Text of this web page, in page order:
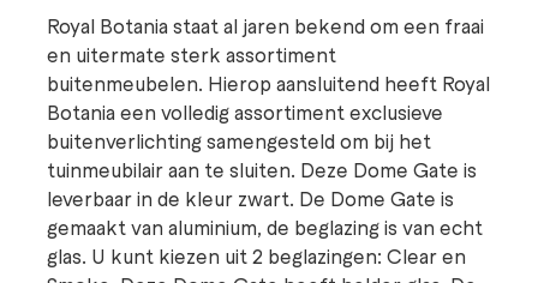
Royal Botania staat al jaren bekend om een fraai
en uitermate sterk assortiment
buitenmeubelen. Hierop aansluitend heeft Royal
Botania een volledig assortiment exclusieve
buitenverlichting samengesteld om bij het
tuinmeubilair aan te sluiten. Deze Dome Gate is
leverbaar in de kleur zwart. De Dome Gate is
gemaakt van aluminium, de beglazing is van echt
glas. U kunt kiezen uit 2 beglazingen: Clear en